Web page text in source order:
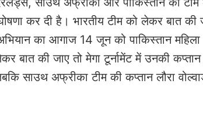
कर दी है। भारतीय टीम को लेकर बात की
का आगाज 14 जून को पाकिस्तान
बात की जाए तो मेगा टूर्नामेंट में उनकी
साउथ अफ्रीका टीम की कप्तान लौरा